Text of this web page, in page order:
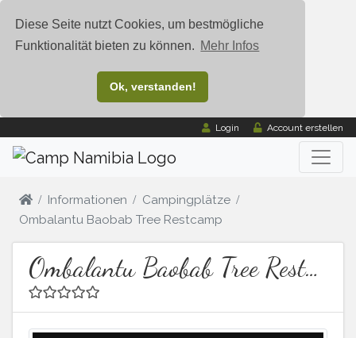
Diese Seite nutzt Cookies, um bestmögliche
Funktionalität bieten zu können. Mehr Infos
Ok, verstanden!
Login Account erstellen
Informationen
Campingplätze
Ombalantu Baobab Tree Restcamp
Ombalantu Baobab Tree Restcamp